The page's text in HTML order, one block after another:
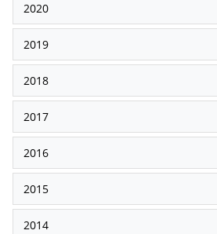
2020
2019
2018
2017
2016
2015
2014